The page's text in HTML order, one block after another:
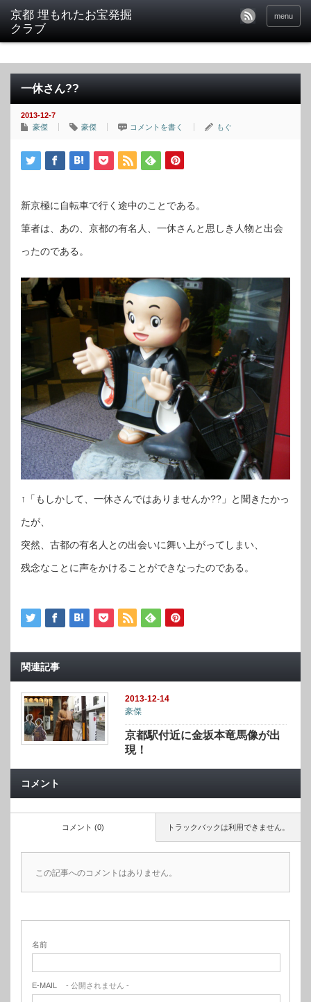
京都 埋もれたお宝発掘
クラブ
menu
一休さん??
2013-12-7
豪傑
豪傑 コメントを書く もぐ
新京極に自転車で行く途中のことである。
筆者は、あの、京都の有名人、一休さんと思しき人物と出会
ったのである。
↑「もしかして、一休さんではありませんか??」と聞きたかっ
たが、
突然、古都の有名人との出会いに舞い上がってしまい、
残念なことに声をかけることができなったのである。
関連記事
2013-12-14
豪傑
京都駅付近に金坂本竜馬像が出
現！
コメント
トラックバックは利用できません。
コメント (0)
この記事へのコメントはありません。
名前
E-MAIL - 公開されません -